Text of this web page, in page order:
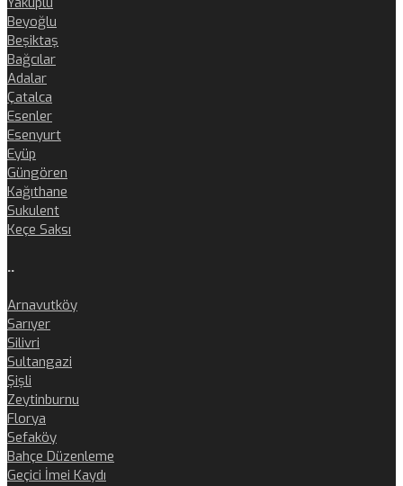
Beyoğlu
Beşiktaş
Bağcılar
Adalar
Çatalca
Esenler
Esenyurt
Eyüp
Güngören
Kağıthane
Sukulent
Keçe Saksı
..
Arnavutköy
Sarıyer
Silivri
Sultangazi
Şişli
Zeytinburnu
Florya
Sefaköy
Bahçe Düzenleme
Geçici İmei Kaydı